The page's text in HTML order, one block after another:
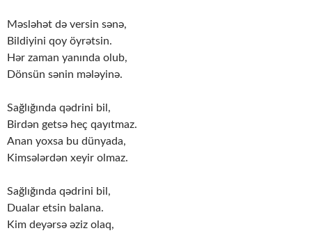
Məsləhət də versin sənə,
Bildiyini qoy öyrətsin.
Hər zaman yanında olub,
Dönsün sənin mələyinə.
Sağlığında qədrini bil,
Birdən getsə heç qayıtmaz.
Anan yoxsa bu dünyada,
Kimsələrdən xeyir olmaz.
Sağlığında qədrini bil,
Dualar etsin balana.
Kim deyərsə əziz olaq,